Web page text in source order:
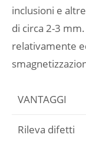
inclusioni e
di circa 2-3
relativamente
VANTAGGI
Rileva difetti